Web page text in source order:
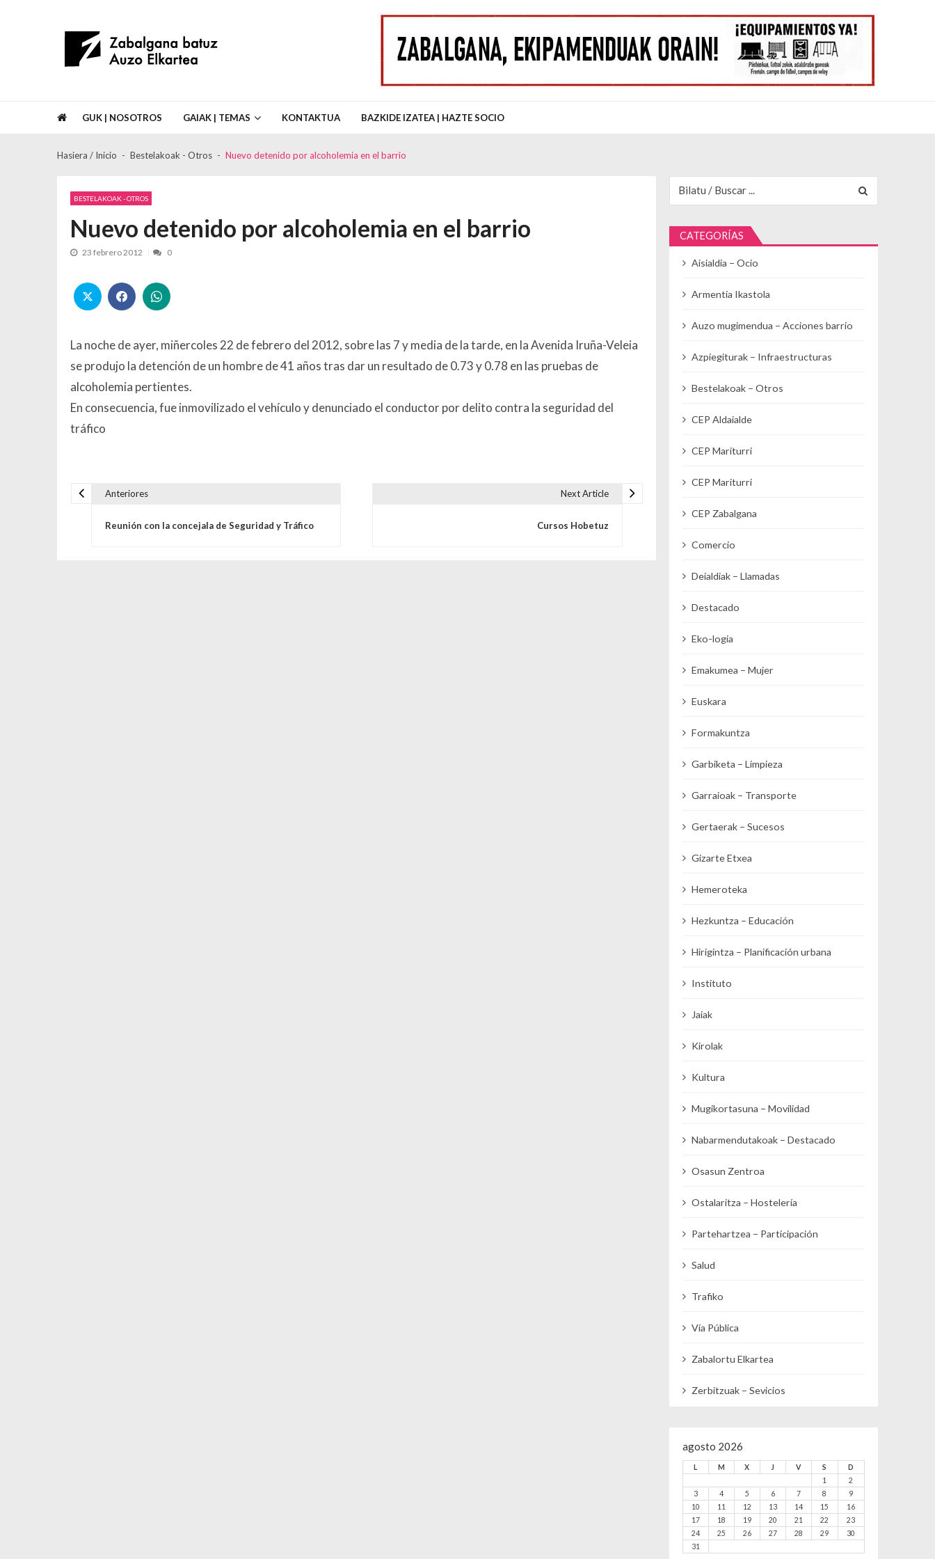
Asociación de Vecinos Zabalgana Batuz Auzo Elkartea
GUK | NOSOTROS GAIAK | TEMAS KONTAKTUA BAZKIDE IZATEA | HAZTE SOCIO
Hasiera / Inicio Bestelakoak - Otros Nuevo detenido por alcoholemia en el barrio
BESTELAKOAK - OTROS
Nuevo detenido por alcoholemia en el barrio
23 febrero 2012 0
La noche de ayer, miñercoles 22 de febrero del 2012, sobre las 7 y media de la tarde, en la Avenida Iruña-Veleia
se produjo la detención de un hombre de 41 años tras dar un resultado de 0.73 y 0.78 en las pruebas de
alcoholemia pertientes.
En consecuencia, fue inmovilizado el vehículo y denunciado el conductor por delito contra la seguridad del
tráfico
Anteriores
Reunión con la concejala de Seguridad y Tráfico
Next Article
Cursos Hobetuz
CATEGORÍAS
Aisialdia – Ocio
Armentia Ikastola
Auzo mugimendua – Acciones barrio
Azpiegiturak – Infraestructuras
Bestelakoak – Otros
CEP Aldaialde
CEP Mariturri
CEP Mariturri
CEP Zabalgana
Comercio
Deialdiak – Llamadas
Destacado
Eko-logia
Emakumea – Mujer
Euskara
Formakuntza
Garbiketa – Limpieza
Garraioak – Transporte
Gertaerak – Sucesos
Gizarte Etxea
Hemeroteka
Hezkuntza – Educación
Hirigintza – Planificación urbana
Instituto
Jaiak
Kirolak
Kultura
Mugikortasuna – Movilidad
Nabarmendutakoak – Destacado
Osasun Zentroa
Ostalaritza – Hostelería
Partehartzea – Participación
Salud
Trafiko
Vía Pública
Zabalortu Elkartea
Zerbitzuak – Sevicios
agosto 2026
L M X J V S
D
1
2
3
4 5 6 7 8
9
10
11 12 13 14 15
16
17
18 19 20 21 22
23
24
25 26 27 28 29
30
31